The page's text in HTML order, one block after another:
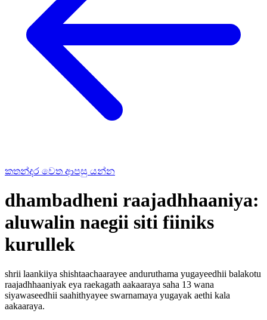
කතන්දර වෙත ආපසු යන්න
dhambadheni raajadhhaaniya:
aluwalin naegii siti fiiniks
kurullek
shrii laankiiya shishtaachaarayee anduruthama yugayeedhii balakotu
raajadhhaaniyak eya raekagath aakaaraya saha 13 wana
siyawaseedhii saahithyayee swarnamaya yugayak aethi kala
aakaaraya.